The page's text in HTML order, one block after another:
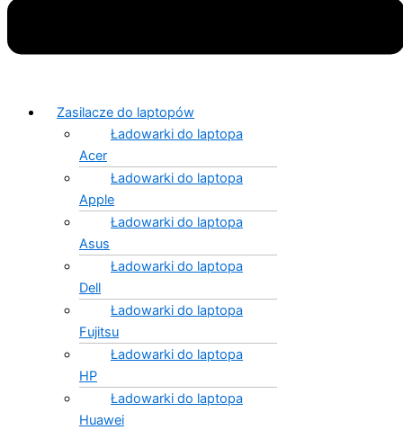
Zasilacze do laptopów
Ładowarki do laptopa
Acer
Ładowarki do laptopa
Apple
Ładowarki do laptopa
Asus
Ładowarki do laptopa
Dell
Ładowarki do laptopa
Fujitsu
Ładowarki do laptopa
HP
Ładowarki do laptopa
Huawei